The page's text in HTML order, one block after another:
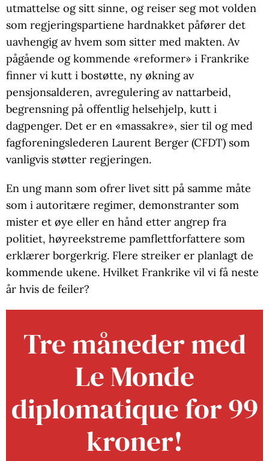
utmattelse og sitt sinne, og reiser seg mot volden
som regjeringspartiene hardnakket påfører det
uavhengig av hvem som sitter med makten. Av
pågående og kommende «reformer» i Frankrike
finner vi kutt i bostøtte, ny økning av
pensjonsalderen, avregulering av nattarbeid,
begrensning på offentlig helsehjelp, kutt i
dagpenger. Det er en «massakre», sier til og med
fagforeningslederen Laurent Berger (CFDT) som
vanligvis støtter regjeringen.
En ung mann som ofrer livet sitt på samme måte
som i autoritære regimer, demonstranter som
mister et øye eller en hånd etter angrep fra
politiet, høyreekstreme pamflettforfattere som
erklærer borgerkrig. Flere streiker er planlagt de
kommende ukene. Hvilket Frankrike vil vi få neste
år hvis de feiler?
Tre måneder med
Le Monde
diplomatique for 99
kroner!